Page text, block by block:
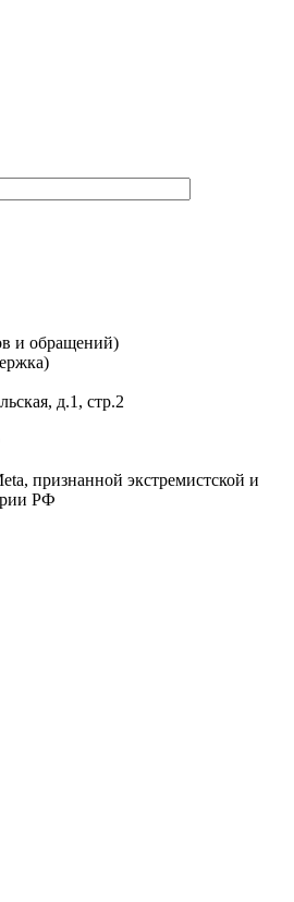
и обращений)
д.1, стр.2
признанной экстремистской и
РФ